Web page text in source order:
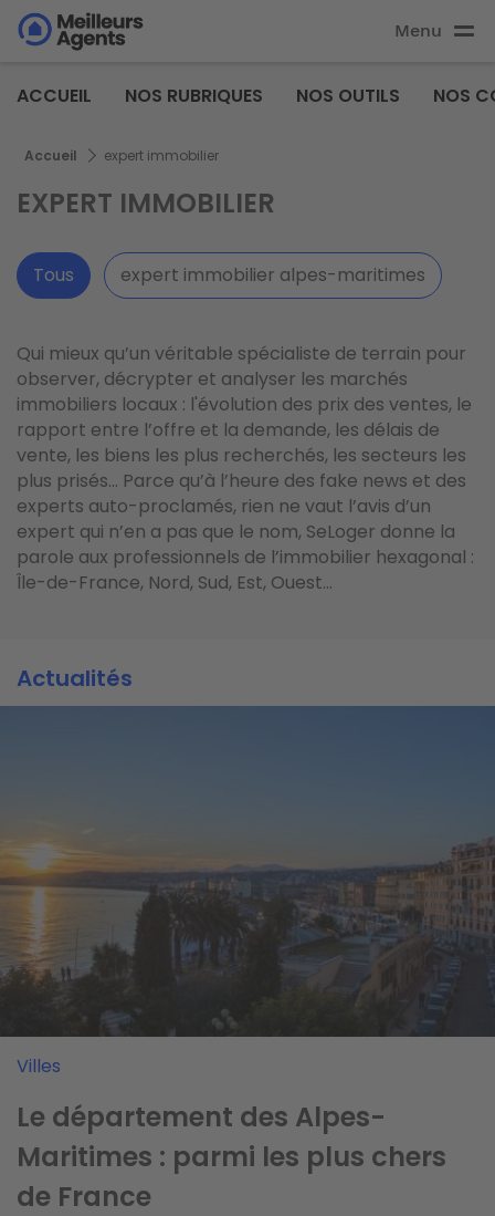
Aller
au
principal
Aller au
principal
Menu
Agents
ACCUEIL NOS RUBRIQUES NOS OUTILS NOS
Fil d'Ariane
Accueil expert immobilier
EXPERT IMMOBILIER
Tous expert immobilier alpes-maritimes
Qui mieux qu’un véritable spécialiste de terrain pour
observer, décrypter et analyser les marchés
immobiliers locaux : l'évolution des prix des ventes, le
rapport entre l’offre et la demande, les délais de
vente, les biens les plus recherchés, les secteurs les
plus prisés... Parce qu’à l’heure des fake news et des
experts auto-proclamés, rien ne vaut l’avis d’un
expert qui n’en a pas que le nom, SeLoger donne la
parole aux professionnels de l’immobilier hexagonal :
Île-de-France, Nord, Sud, Est, Ouest...
Villes
Le département des Alpes-
Maritimes : parmi les plus chers
de France
Actualités
L'équilibre vie pro / vie perso
quand on est agent immobilier
Actualités
Comment savoir si le prix d’un
bien est (vraiment) justifié ?
Actualités